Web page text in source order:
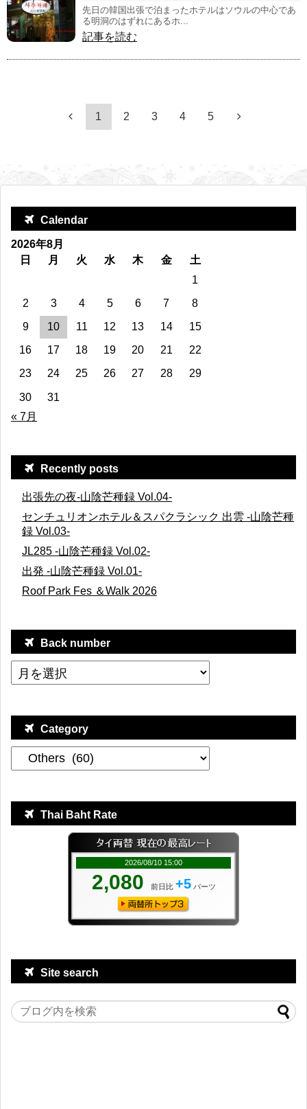
先日の韓国出張で泊まったホテルはソウルの中心であ
る明洞のはずれにあるホ...
記事を読む
1 2 3 4 5
Calendar
2026年8月
日
月 火 水 木 金
土
1
2
3 4 5 6 7
8
9
10 11 12 13 14
15
16
17 18 19 20 21
22
23
24 25 26 27 28 29
30
31
« 7月
Recently posts
出張先の夜-山陰芒種録 Vol.04-
センチュリオンホテル＆スパクラシック 出雲 -山陰芒種
録 Vol.03-
JL285 -山陰芒種録 Vol.02-
出発 -山陰芒種録 Vol.01-
Roof Park Fes ＆Walk 2026
Back number
Category
Thai Baht Rate
Site search